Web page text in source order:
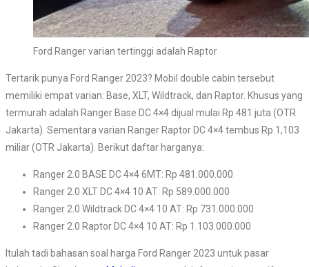
Ford Ranger varian tertinggi adalah Raptor
Tertarik punya Ford Ranger 2023? Mobil double cabin tersebut
memiliki empat varian: Base, XLT, Wildtrack, dan Raptor. Khusus yang
termurah adalah Ranger Base DC 4×4 dijual mulai Rp 481 juta (OTR
Jakarta). Sementara varian Ranger Raptor DC 4×4 tembus Rp 1,103
miliar (OTR Jakarta). Berikut daftar harganya:
Ranger 2.0 BASE DC 4×4 6MT: Rp 481.000.000
Ranger 2.0 XLT DC 4×4 10 AT: Rp 589.000.000
Ranger 2.0 Wildtrack DC 4×4 10 AT: Rp 731.000.000
Ranger 2.0 Raptor DC 4×4 10 AT: Rp 1.103.000.000
Itulah tadi bahasan soal harga Ford Ranger 2023 untuk pasar